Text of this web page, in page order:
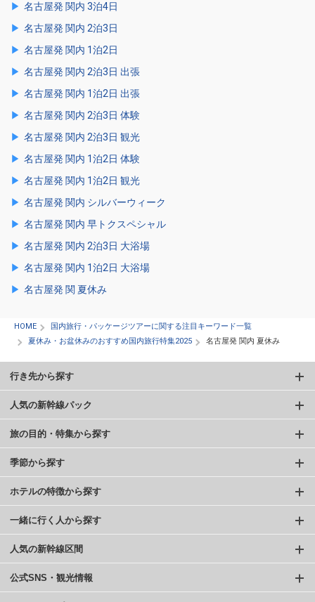
名古屋発 関内 3泊4日
名古屋発 関内 2泊3日
名古屋発 関内 1泊2日
名古屋発 関内 2泊3日 出張
名古屋発 関内 1泊2日 出張
名古屋発 関内 2泊3日 体験
名古屋発 関内 2泊3日 観光
名古屋発 関内 1泊2日 体験
名古屋発 関内 1泊2日 観光
名古屋発 関内 シルバーウィーク
名古屋発 関内 早トクスペシャル
名古屋発 関内 2泊3日 大浴場
名古屋発 関内 1泊2日 大浴場
名古屋発 関 夏休み
HOME
国内旅行・パッケージツアーに関する注目キーワード一覧
夏休み・お盆休みのおすすめ国内旅行特集2025
名古屋発 関内 夏休み
行き先から探す
人気の新幹線パック
旅の目的・特集から探す
季節から探す
ホテルの特徴から探す
一緒に行く人から探す
人気の新幹線区間
公式SNS・観光情報